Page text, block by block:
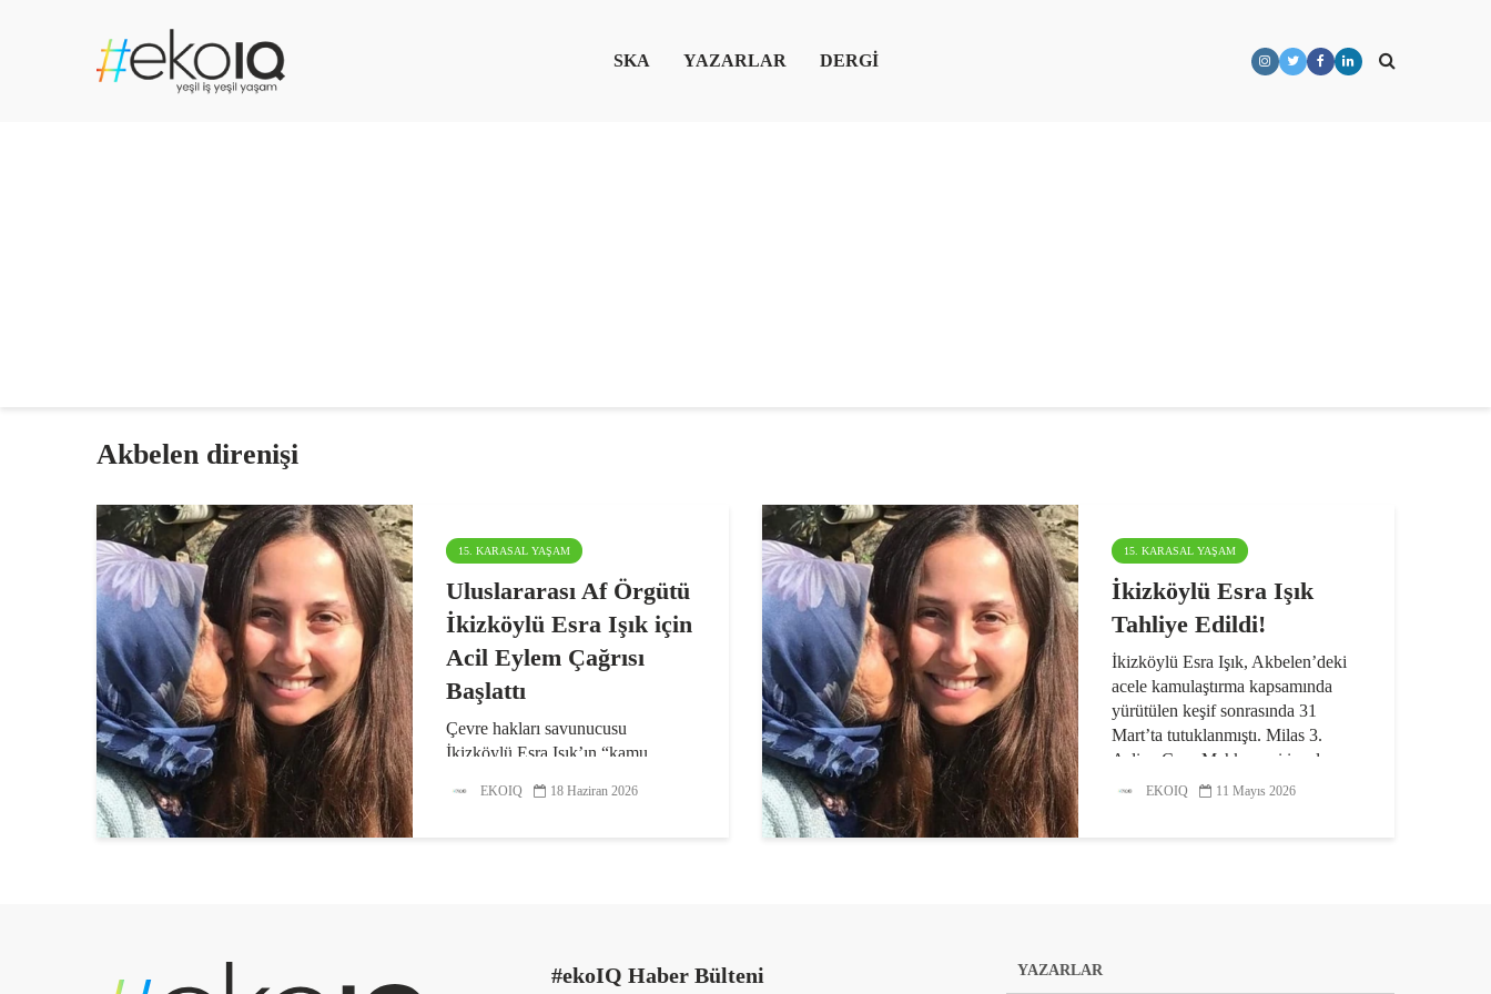
SKA YAZARLAR DERGİ
Akbelen direnişi
15. KARASAL YAŞAM
Uluslararası Af Örgütü
İkizköylü Esra Işık için
Acil Eylem Çağrısı
Başlattı
Çevre hakları savunucusu
İkizköylü Esra Işık’ın “kamu
için direnme” ve “kamu görevlisine
EKOIQ 18 Haziran 2026
15. KARASAL YAŞAM
İkizköylü Esra Işık
Tahliye Edildi!
İkizköylü Esra Işık, Akbelen’deki
acele kamulaştırma kapsamında
yürütülen keşif sonrasında 31
Mart’ta tutuklanmıştı. Milas 3.
Asliye Ceza Mahkemesi inceleme
sonunda Işık’ın yurt dışına çıkış
EKOIQ 11 Mayıs 2026
#ekoIQ Haber Bülteni YAZARLAR